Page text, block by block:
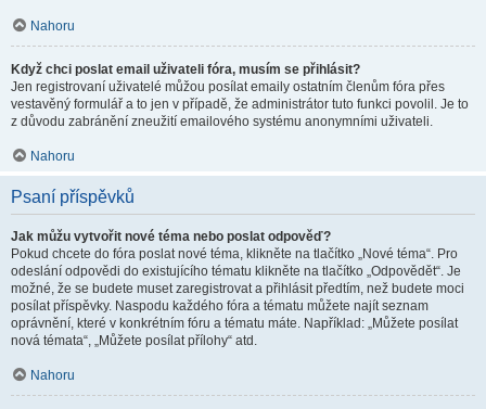
Nahoru
Když chci poslat email uživateli fóra, musím se přihlásit?
Jen registrovaní uživatelé můžou posílat emaily ostatním členům fóra přes
vestavěný formulář a to jen v případě, že administrátor tuto funkci povolil. Je to
z důvodu zabránění zneužití emailového systému anonymními uživateli.
Nahoru
Psaní příspěvků
Jak můžu vytvořit nové téma nebo poslat odpověď?
Pokud chcete do fóra poslat nové téma, klikněte na tlačítko „Nové téma“. Pro
odeslání odpovědi do existujícího tématu klikněte na tlačítko „Odpovědět“. Je
možné, že se budete muset zaregistrovat a přihlásit předtím, než budete moci
posílat příspěvky. Naspodu každého fóra a tématu můžete najít seznam
oprávnění, které v konkrétním fóru a tématu máte. Například: „Můžete posílat
nová témata“, „Můžete posílat přílohy“ atd.
Nahoru